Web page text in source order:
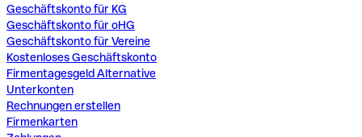
Geschäftskonto für KG
Geschäftskonto für oHG
Geschäftskonto für Vereine
Kostenloses Geschäftskonto
Firmentagesgeld Alternative
Unterkonten
Rechnungen erstellen
Firmenkarten